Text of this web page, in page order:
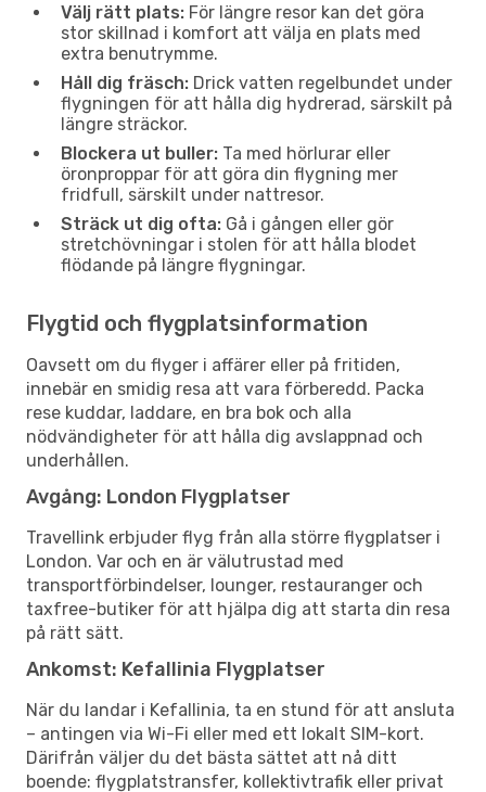
Välj rätt plats: För längre resor kan det göra
stor skillnad i komfort att välja en plats med
extra benutrymme.
Håll dig fräsch: Drick vatten regelbundet under
flygningen för att hålla dig hydrerad, särskilt på
längre sträckor.
Blockera ut buller: Ta med hörlurar eller
öronproppar för att göra din flygning mer
fridfull, särskilt under nattresor.
Sträck ut dig ofta: Gå i gången eller gör
stretchövningar i stolen för att hålla blodet
flödande på längre flygningar.
Flygtid och flygplatsinformation
Oavsett om du flyger i affärer eller på fritiden,
innebär en smidig resa att vara förberedd. Packa
rese kuddar, laddare, en bra bok och alla
nödvändigheter för att hålla dig avslappnad och
underhållen.
Avgång: London Flygplatser
Travellink erbjuder flyg från alla större flygplatser i
London. Var och en är välutrustad med
transportförbindelser, lounger, restauranger och
taxfree-butiker för att hjälpa dig att starta din resa
på rätt sätt.
Ankomst: Kefallinia Flygplatser
När du landar i Kefallinia, ta en stund för att ansluta
– antingen via Wi-Fi eller med ett lokalt SIM-kort.
Därifrån väljer du det bästa sättet att nå ditt
boende: flygplatstransfer, kollektivtrafik eller privat